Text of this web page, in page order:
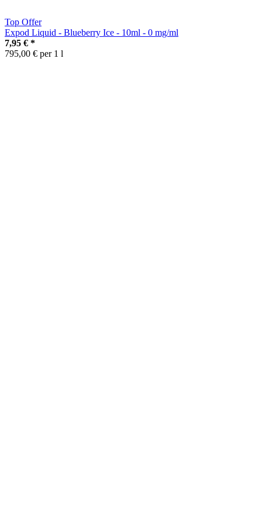
Top Offer
Expod Liquid - Blueberry Ice - 10ml - 0 mg/ml
7,95 € *
795,00 € per 1 l